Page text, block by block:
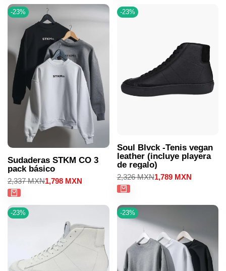
-23%
Sudaderas STKM CO 3
pack básico
Precio
regular
2,337 MXNPrecio
1,798 MXN
-23%
Soul Blvck -Tenis vegan
leather (incluye playera
de regalo)
Precio
regular
2,326 MXNPrecio
1,789 MXN
-23% -23%